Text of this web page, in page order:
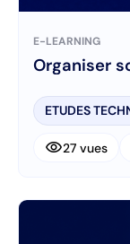
E-LEARNING
Organiser
ETUDES
visibility27 vues